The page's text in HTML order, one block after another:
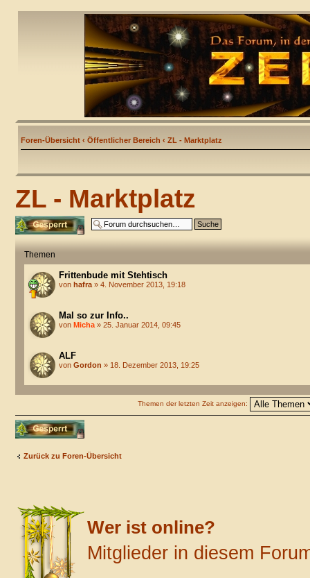
Foren-Übersicht ‹ Öffentlicher Bereich ‹ ZL - Marktplatz
ZL - Marktplatz
Forum gesperrt
Themen
Frittenbude mit Stehtisch
von hafra » 4. November 2013, 19:18
Mal so zur Info..
von Micha » 25. Januar 2014, 09:45
ALF
von Gordon » 18. Dezember 2013, 19:25
Themen der letzten Zeit anzeigen:
Forum gesperrt
Zurück zu Foren-Übersicht
Wer ist online?
Mitglieder in diesem